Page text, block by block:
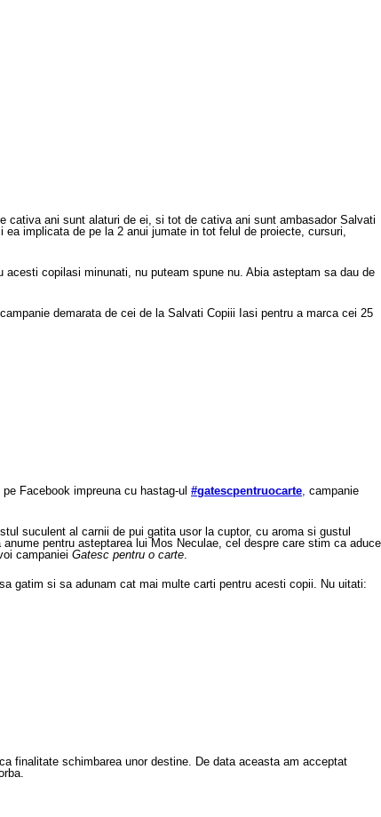
cativa ani sunt alaturi de ei, si tot de cativa ani sunt ambasador Salvati
implicata de pe la 2 anui jumate in tot felul de proiecte, cursuri,
copilasi minunati, nu puteam spune nu. Abia asteptam sa dau de
demarata de cei de la Salvati Copiii Iasi pentru a marca cei 25
Facebook impreuna cu hastag-ul #gatescpentruocarte, campanie
suculent al carnii de pui gatita usor la cuptor, cu aroma si gustul
pentru asteptarea lui Mos Neculae, cel despre care stim ca aduce
campaniei Gatesc pentru o carte.
gatim si sa adunam cat mai multe carti pentru acesti copii. Nu uitati:
finalitate schimbarea unor destine. De data aceasta am acceptat